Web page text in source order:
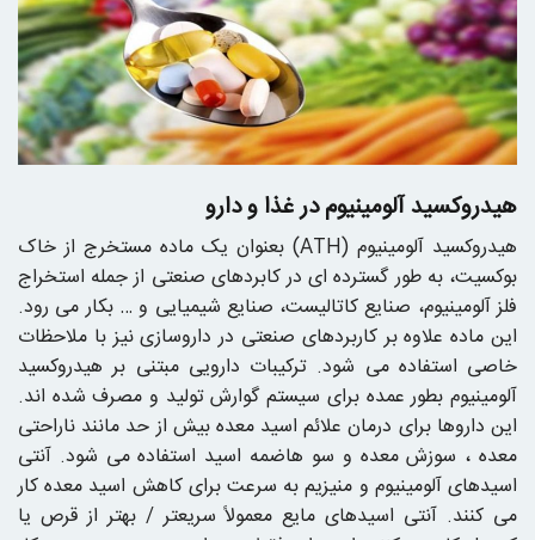
هیدروکسید آلومینیوم در غذا و دارو
هیدروکسید آلومینیوم (ATH) بعنوان یک ماده مستخرج از خاک
بوکسیت، به طور گسترده ای در کابردهای صنعتی از جمله استخراج
فلز آلومینیوم، صنایع کاتالیست، صنایع شیمیایی و … بکار می رود.
این ماده علاوه بر کاربردهای صنعتی در داروسازی نیز با ملاحظات
خاصی استفاده می شود. ترکیبات دارویی مبتنی بر هیدروکسید
آلومینیوم بطور عمده برای سیستم گوارش تولید و مصرف شده اند.
این داروها برای درمان علائم اسید معده بیش از حد مانند ناراحتی
معده ، سوزش معده و سو هاضمه اسید استفاده می شود. آنتی
اسیدهای آلومینیوم و منیزیم به سرعت برای کاهش اسید معده کار
می کنند. آنتی اسیدهای مایع معمولاً سریعتر / بهتر از قرص یا